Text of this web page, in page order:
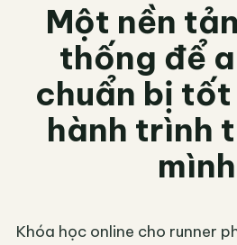
Một nền
thống để
chuẩn bị
hành trình
Khóa học online cho runner